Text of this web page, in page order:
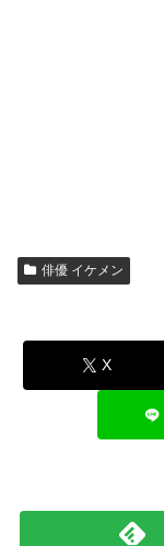
俳優 イケメン
X